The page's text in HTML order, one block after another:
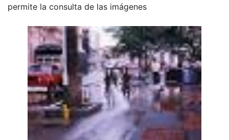
permite la consulta de las imágenes